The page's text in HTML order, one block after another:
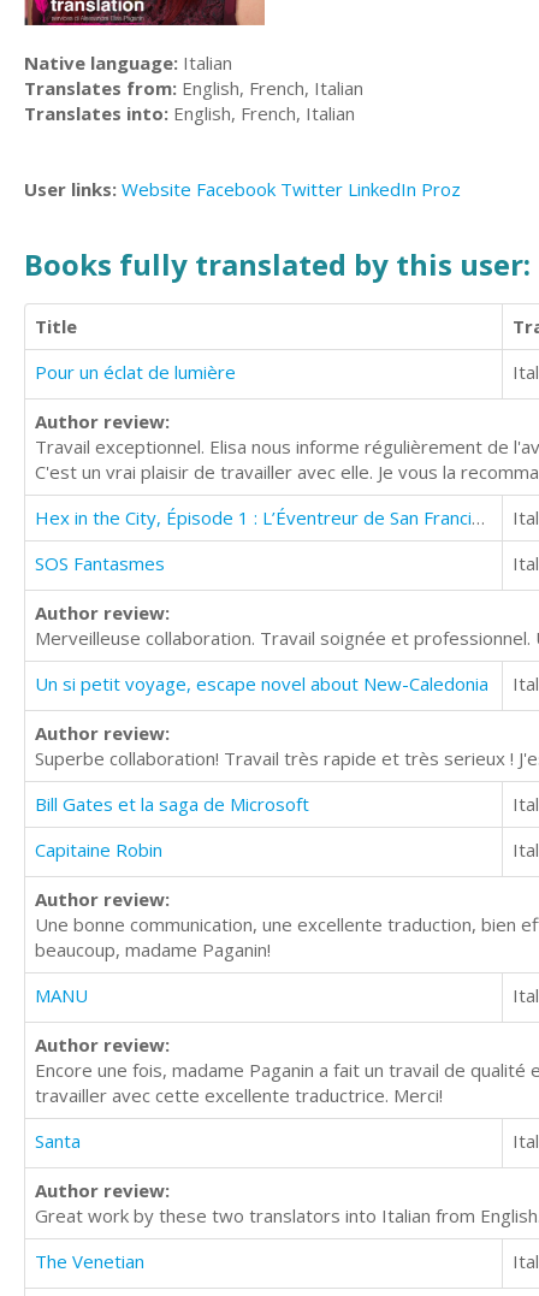
Native language: Italian
Translates from: English, French, Italian
Translates into: English, French, Italian
User links: Website Facebook Twitter LinkedIn Proz
Books fully translated by this user:
Title
Pour un éclat de lumière
Author review:
Travail exceptionnel. Elisa nous informe régulièrement de
C'est un vrai plaisir de travailler avec elle. Je vous la
Hex in the City, Épisode 1 : L’Éventreur de San Francisco
SOS Fantasmes
Author review:
Merveilleuse collaboration. Travail soignée et professionnel.
Un si petit voyage, escape novel about New-Caledonia
Author review:
Superbe collaboration! Travail très rapide et très serieux !
Bill Gates et la saga de Microsoft
Capitaine Robin
Author review:
Une bonne communication, une excellente traduction, bien
beaucoup, madame Paganin!
MANU
Author review:
Encore une fois, madame Paganin a fait un travail de
travailler avec cette excellente traductrice. Merci!
Santa
Author review:
Great work by these two translators into Italian from
The Venetian